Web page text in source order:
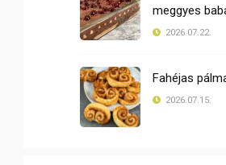
meggyes
2026.07.22.
Fahéjas
2026.07.15.